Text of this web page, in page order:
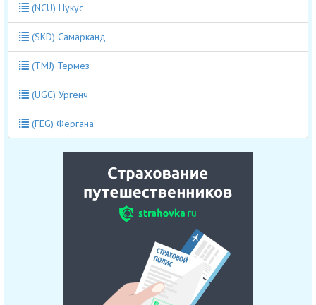
(NCU) Нукус
(SKD) Самарканд
(TMJ) Термез
(UGC) Ургенч
(FEG) Фергана